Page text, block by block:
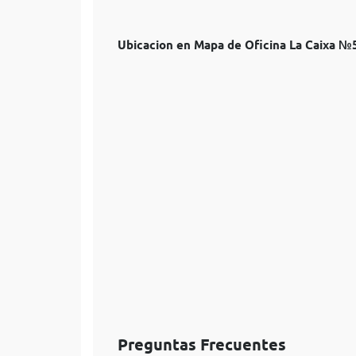
Ubicacion en Mapa de Oficina La Caixa
Preguntas Frecuentes